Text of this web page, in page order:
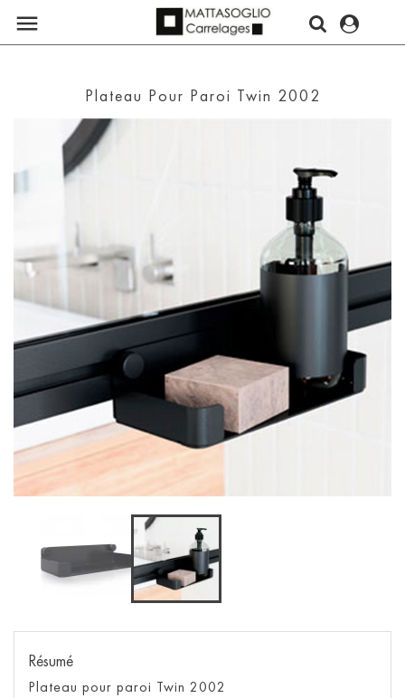

Plateau Pour Paroi Twin 2002
Résumé
Plateau pour paroi Twin 2002